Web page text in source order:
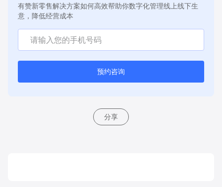
有赞新零售解决方案如何高效帮助你数字化管理线上线下生
意，降低经营成本
预约咨询
分享